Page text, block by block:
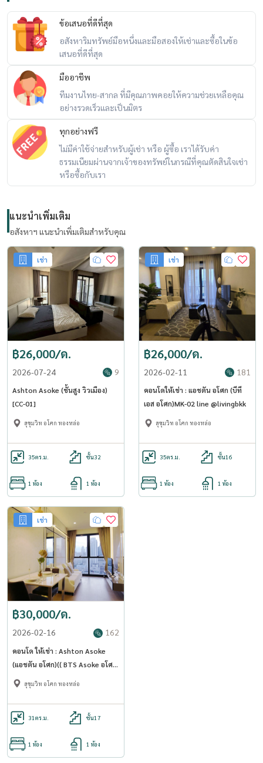
ข้อเสนอที่ดีที่สุด
อสังหาริมทรัพย์มือหนึ่งและมือสองให้เช่าและซื้อในข้อ
เสนอที่ดีที่สุด
มืออาชีพ
ทีมงานไทย-สากล ที่มีคุณภาพคอยให้ความช่วยเหลือคุณ
อย่างรวดเร็วและเป็นมิตร
ทุกอย่างฟรี
ไม่มีค่าใช้จ่ายสำหรับผู้เช่า หรือ ผู้ซื้อ เราได้รับค่า
ธรรมเนียมผ่านจากเจ้าของทรัพย์ในกรณีที่คุณตัดสินใจเช่า
หรือซื้อกับเรา
แนะนำเพิ่มเติม
อสังหาฯ แนะนำเพิ่มเติมสำหรับคุณ
เช่า
฿26,000/ด.
2026-07-24 9
Ashton Asoke (ชั้นสูง วิวเมือง)
[CC-01]
สุขุมวิท อโศก ทองหล่อ
35ตร.ม. ชั้น32
1 ห้อง 1 ห้อง
เช่า
฿26,000/ด.
2026-02-11 181
คอนโดให้เช่า : แอชตัน อโศก (บีที
เอส อโศก)MK-02 line @livingbkk
สุขุมวิท อโศก ทองหล่อ
35ตร.ม. ชั้น16
1 ห้อง 1 ห้อง
เช่า
฿30,000/ด.
2026-02-16 162
คอนโด ให้เช่า : Ashton Asoke
(แอชตัน อโศก)(( BTS Asoke อโศก
สุขุมวิท อโศก ทองหล่อ
31 ตร.ม. ชั้น17
1 ห้อง 1 ห้อง